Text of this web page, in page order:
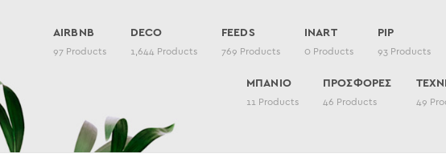
AIRBNB
97 Products
DECO
1,644 Products
FEEDS
769 Products
INART
0 Products
PIP
93 Products
ΜΠΑΝΙΟ
11 Products
ΠΡΟΣΦΟΡΕΣ
46 Products 49